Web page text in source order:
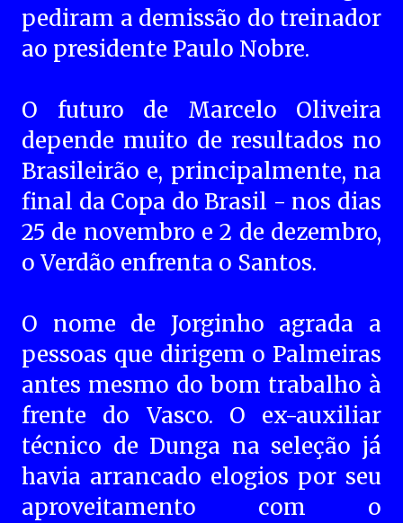
pediram a demissão do treinador
ao presidente Paulo Nobre.
O futuro de Marcelo Oliveira
depende muito de resultados no
Brasileirão e, principalmente, na
final da Copa do Brasil - nos dias
25 de novembro e 2 de dezembro,
o Verdão enfrenta o Santos.
O nome de Jorginho agrada a
pessoas que dirigem o Palmeiras
antes mesmo do bom trabalho à
frente do Vasco. O ex-auxiliar
técnico de Dunga na seleção já
havia arrancado elogios por seu
aproveitamento com o